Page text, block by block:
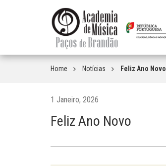
Home Notícias Feliz Ano Novo
1 Janeiro, 2026
Feliz Ano Novo